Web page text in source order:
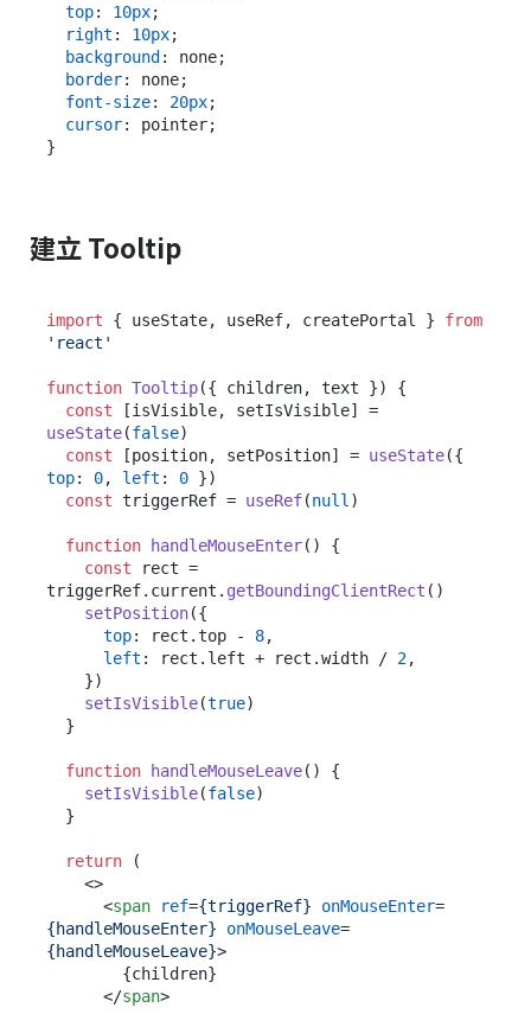
top: 10px;
right : 10px;
background: none;
border: none;
font-size: 20px;
cursor: pointer;
建立 Tooltip
import { useState, useRef, createPortal } from
'react'
function Tooltip({ children, text }) {
const
useState(false)
const [position, setPosition] = useState
top: 0, left : 0 })
const triggerRef = useRef(null )
function handleMouseEnter( ) {
const rect =
triggerRef. current . getBoundingClientRect ()
setPosition({
top: rect.top - 8,
left : rect. left + rect.width / 2,
setIsVisible(true)
function handleMouseLeave( ) {
setIsVisible(false)
return (
<>
<span ref={triggerRef} onMouseEnter=
{handleMouseEnter}
onMouseLeave=
{handleMouseLeave}>
</span>